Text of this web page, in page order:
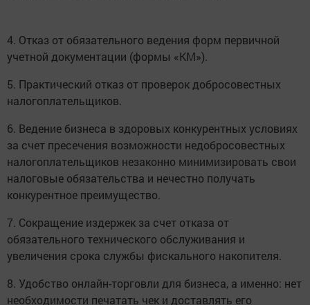
4. Отказ от обязательного ведения форм первичной
учетной документации (формы «КМ»).
5. Практический отказ от проверок добросовестных
налогоплательщиков.
6. Ведение бизнеса в здоровых конкурентных условиях
за счет пресечения возможности недобросовестных
налогоплательщиков незаконно минимизировать свои
налоговые обязательства и нечестно получать
конкурентное преимущество.
7. Сокращение издержек за счет отказа от
обязательного технического обслуживания и
увеличения срока службы фискального накопителя.
8. Удобство онлайн-торговли для бизнеса, а именно: нет
необходимости печатать чек и доставлять его